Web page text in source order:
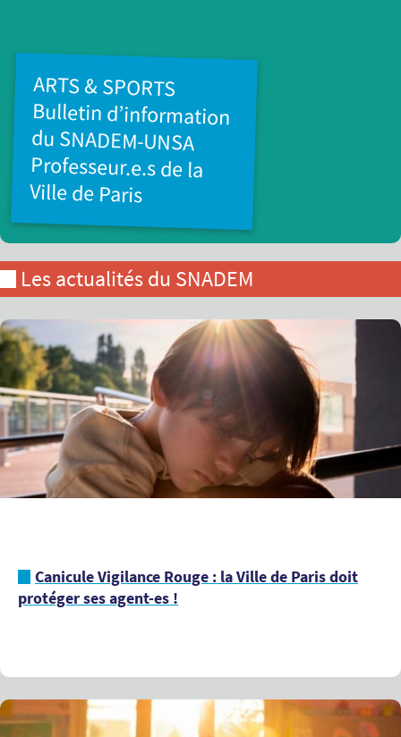
ARTS & SPORTS
Bulletin d’information
du SNADEM-UNSA
Professeur.e.s de la
Ville de Paris
Les actualités du SNADEM
Canicule Vigilance Rouge : la Ville de Paris doit
protéger ses agent-es !